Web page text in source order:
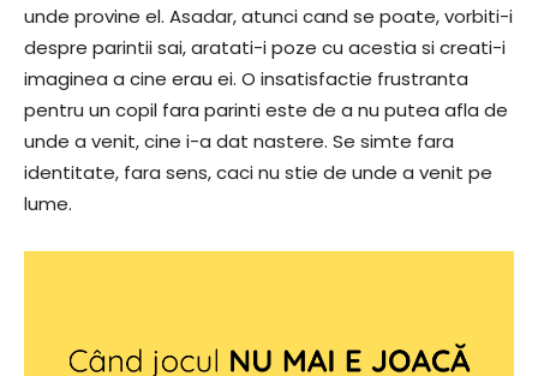
unde provine el. Asadar, atunci cand se poate, vorbiti-i
despre parintii sai, aratati-i poze cu acestia si creati-i
imaginea a cine erau ei. O insatisfactie frustranta
pentru un copil fara parinti este de a nu putea afla de
unde a venit, cine i-a dat nastere. Se simte fara
identitate, fara sens, caci nu stie de unde a venit pe
lume.